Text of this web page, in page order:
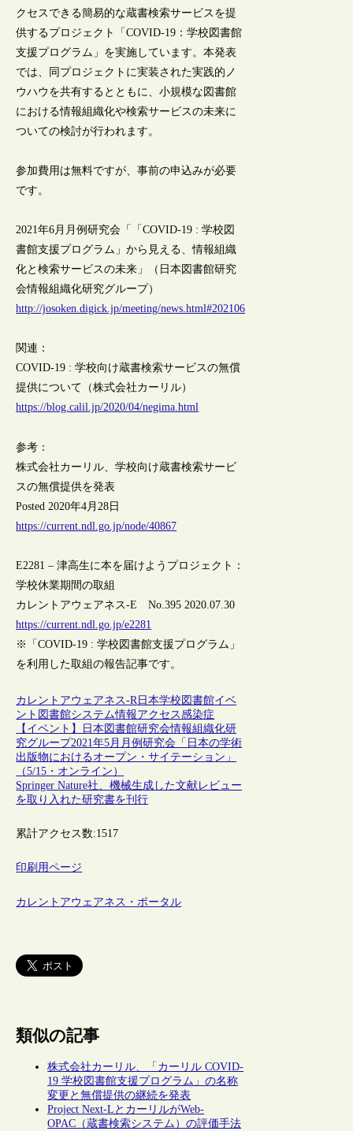
クセスできる簡易的な蔵書検索サービスを提
供するプロジェクト「COVID-19：学校図書館
支援プログラム」を実施しています。本発表
では、同プロジェクトに実装された実践的ノ
ウハウを共有するとともに、小規模な図書館
における情報組織化や検索サービスの未来に
ついての検討が行われます。
参加費用は無料ですが、事前の申込みが必要
です。
2021年6月月例研究会「「COVID-19 : 学校図
書館支援プログラム」から見える、情報組織
化と検索サービスの未来」（日本図書館研究
会情報組織化研究グループ）
http://josoken.digick.jp/meeting/news.html#202106
関連：
COVID-19 : 学校向け蔵書検索サービスの無償
提供について（株式会社カーリル）
https://blog.calil.jp/2020/04/negima.html
参考：
株式会社カーリル、学校向け蔵書検索サービ
スの無償提供を発表
Posted 2020年4月28日
https://current.ndl.go.jp/node/40867
E2281 – 津高生に本を届けようプロジェクト：
学校休業期間の取組
カレントアウェアネス-E No.395 2020.07.30
https://current.ndl.go.jp/e2281
※「COVID-19 : 学校図書館支援プログラム」
を利用した取組の報告記事です。
カレントアウェアネス-R日本学校図書館イベ
ント 図書館システム情報アクセス感染症
【イベント】日本図書館研究会情報組織化研
究グループ2021年5月月例研究会「日本の学術
出版物におけるオープン・サイテーション」
（5/15・オンライン）
Springer Nature社、機械生成した文献レビュー
を取り入れた研究書を刊行
累計アクセス数:1517
印刷用ページ
カレントアウェアネス・ポータル
類似の記事
株式会社カーリル、「カーリル COVID-
19 学校図書館支援プログラム」の名称
変更と無償提供の継続を発表
Project Next-LとカーリルがWeb-
OPAC（蔵書検索システム）の評価手法